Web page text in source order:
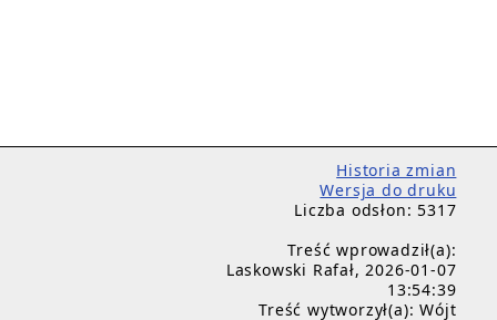
Historia zmian
Wersja do druku
Liczba odsłon: 5317
Treść wprowadził(a):
Laskowski Rafał, 2026-01-07
13:54:39
Treść wytworzył(a): Wójt